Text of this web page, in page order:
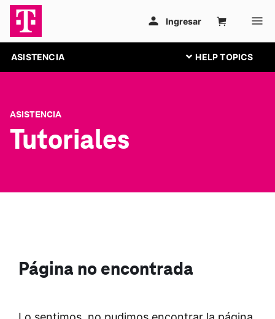
ASISTENCIA
ASISTENCIA
Tutoriales